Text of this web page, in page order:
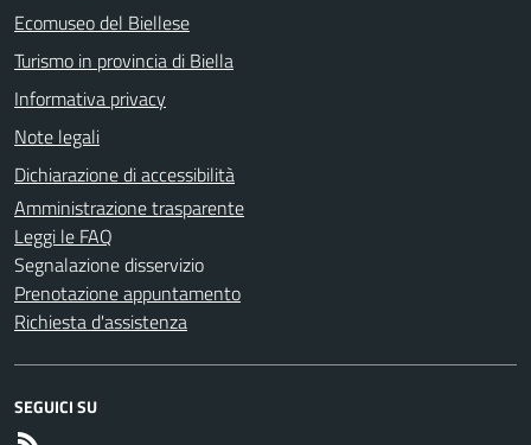
Ecomuseo del Biellese
Turismo in provincia di Biella
Informativa privacy
Note legali
Dichiarazione di accessibilità
Amministrazione trasparente
Leggi le FAQ
Segnalazione disservizio
Prenotazione appuntamento
Richiesta d'assistenza
SEGUICI SU